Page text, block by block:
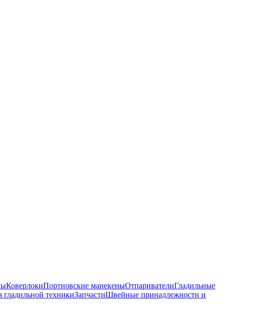
КоверлокиПортновские манекеныОтпаривателиГладильные
гладильной техникиЗапчастиШвейные принадлежности и